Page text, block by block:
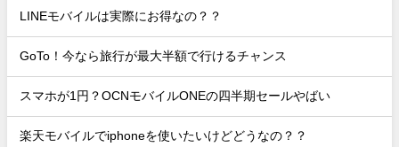
LINEモバイルは実際にお得なの？？
GoTo！今なら旅行が最大半額で行けるチャンス
スマホが1円？OCNモバイルONEの四半期セールやばい
楽天モバイルでiphoneを使いたいけどどうなの？？